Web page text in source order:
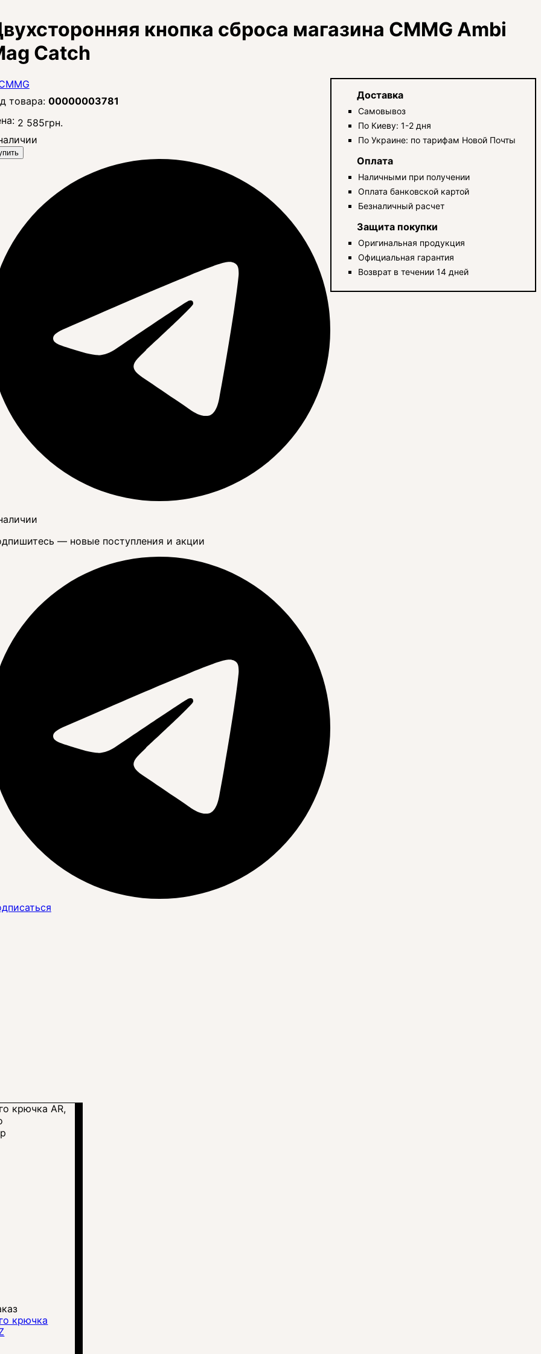
кнопка сброса магазина CMMG Ambi
Catch
00000003781
2 585грн.
— новые поступления и акции
Доставка
Самовывоз
По Киеву: 1-2 дня
По Украине: по тарифам Новой Почты
Оплата
Наличными при получении
Оплата банковской картой
Безналичный расчет
Защита покупки
Оригинальная продукция
Официальная гарантия
Возврат в течении 14 дней
крючка